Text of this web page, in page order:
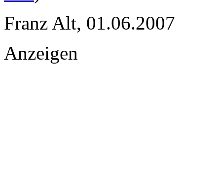
Franz Alt, 01.06.2007
Anzeigen